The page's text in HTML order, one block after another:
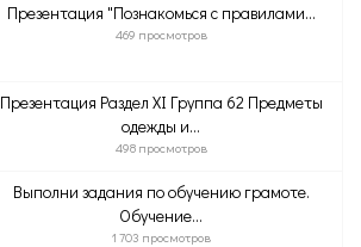
Презентация "Познакомься с правилами...
469 просмотров
Презентация Раздел XI Группа 62 Предметы
одежды и...
498 просмотров
Выполни задания по обучению грамоте.
Обучение...
1 703 просмотров